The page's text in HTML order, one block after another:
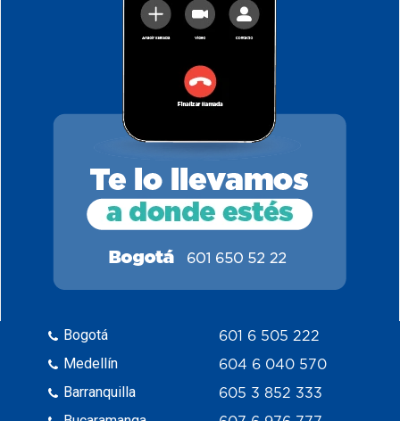
Bogotá
Medellín
Barranquilla
601 6 505 222
604 6 040 570
605 3 852 333